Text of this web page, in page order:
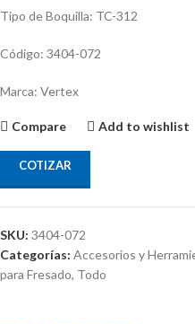
Tipo de Boquilla: TC-312
Código: 3404-072
Marca: Vertex
Compare Add to wishlist
COTIZAR
SKU: 3404-072
Categorías: Accesorios y
para Fresado, Todo